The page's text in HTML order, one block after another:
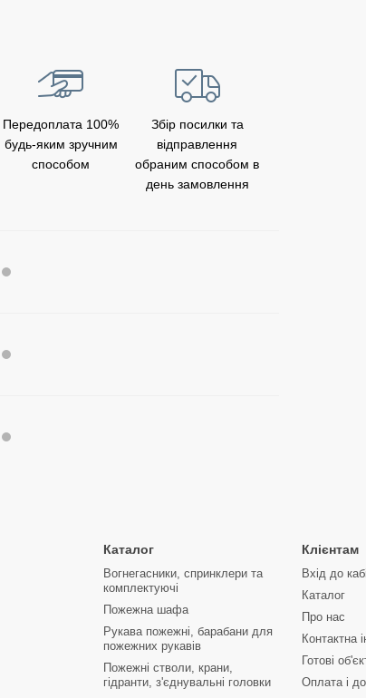
Передоплата 100%
будь-яким зручним
способом
Збір посилки та
відправлення
обраним способом в
день замовлення
Каталог
Вогнегасники, спринклери та
комплектуючі
Пожежна шафа
Рукава пожежні, барабани для
пожежних рукавів
Пожежні стволи, крани,
гідранти, з'єднувальні головки
Клієнтам
Вхід до
Каталог
Про нас
Контактна
Готові
Оплата і